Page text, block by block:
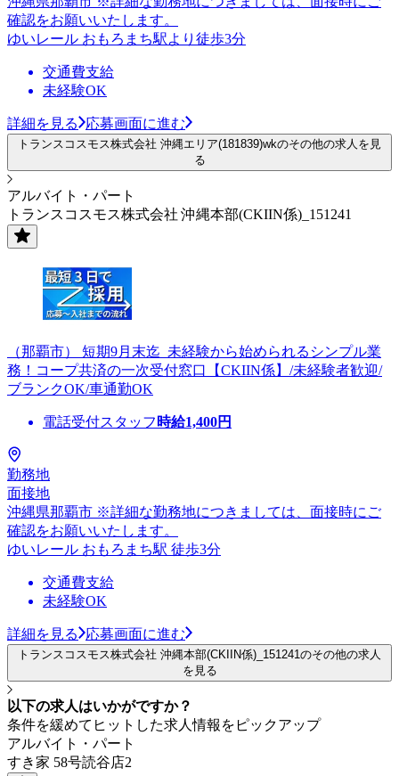
確認をお願いいたします。
ゆいレール おもろまち駅より徒歩3分
交通費支給
未経験OK
詳細を見る 応募画面に進む
トランスコスモス株式会社 沖縄エリア(181839)wkのその他の求人を見
る
アルバイト・パート
トランスコスモス株式会社 沖縄本部(CKIIN係)_151241
（那覇市） 短期9月末迄_未経験から始められるシンプル業
務！コープ共済の一次受付窓口【CKIIN係】/未経験者歓迎/
ブランクOK/車通勤OK
電話受付スタッフ 時給1,400円
勤務地
面接地
沖縄県那覇市 ※詳細な勤務地につきましては、面接時にご
確認をお願いいたします。
ゆいレール おもろまち駅 徒歩3分
交通費支給
未経験OK
詳細を見る 応募画面に進む
トランスコスモス株式会社 沖縄本部(CKIIN係)_151241のその他の求人
を見る
以下の求人はいかがですか？
条件を緩めてヒットした求人情報をピックアップ
アルバイト・パート
すき家 58号読谷店2